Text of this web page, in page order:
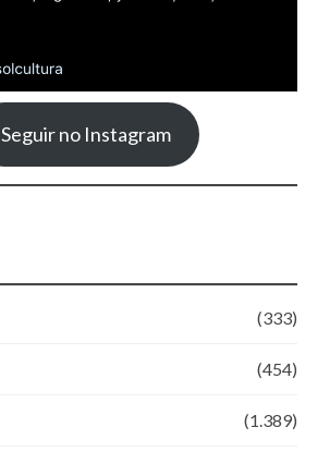
Seguir no Instagram
(333)
(454)
(1.389)